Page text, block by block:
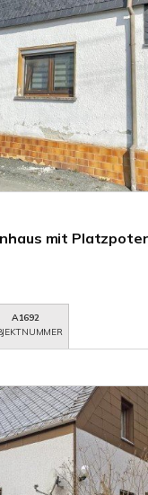
mit
A1692